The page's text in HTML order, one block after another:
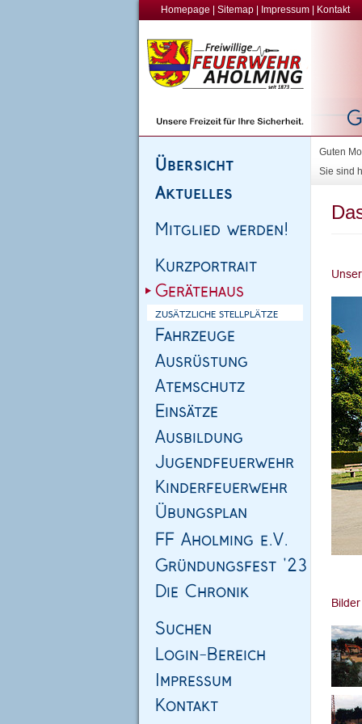
Homepage Sitemap Impressum Kontakt
Guten
Sie sind